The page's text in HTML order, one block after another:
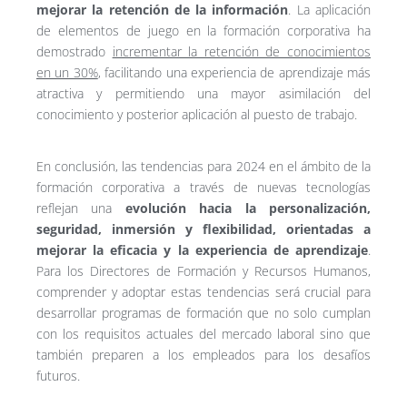
mejorar la retención de la información. La aplicación
de elementos de juego en la formación corporativa ha
demostrado incrementar la retención de conocimientos
en un 30%, facilitando una experiencia de aprendizaje más
atractiva y permitiendo una mayor asimilación del
conocimiento y posterior aplicación al puesto de trabajo.
En conclusión, las tendencias para 2024 en el ámbito de la
formación corporativa a través de nuevas tecnologías
reflejan una evolución hacia la personalización,
seguridad, inmersión y flexibilidad, orientadas a
mejorar la eficacia y la experiencia de aprendizaje.
Para los Directores de Formación y Recursos Humanos,
comprender y adoptar estas tendencias será crucial para
desarrollar programas de formación que no solo cumplan
con los requisitos actuales del mercado laboral sino que
también preparen a los empleados para los desafíos
futuros.